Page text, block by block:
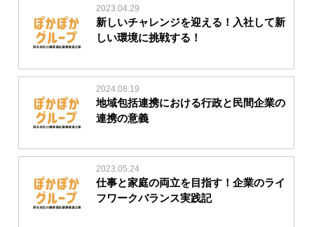
2023.04.29
新しいチャレンジを迎える！入社して新
しい環境に挑戦する！
2024.08.19
地域包括連携における行政と民間企業の
連携の意義
2023.05.24
仕事と家庭の両立を目指す！企業のライ
フワークバランス実践記